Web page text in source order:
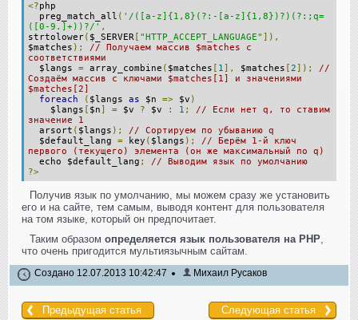
<?php
preg_match_all ( '/([a-z]{1,8}(?:-[a-z]{1,8})?)(?:;q=
([0-9.]+))?/' ,
strtolower( $_SERVER "HTTP_ACCEPT_LANGUAGE"
]),
$matches );
// Получаем массив $matches с
соответствиями
$langs = array_combine ( $matches 1 ], $matches 2 ]);
//
Создаём массив с ключами $matches[1] и значениями
$matches[2]
foreach
( $langs as $n => $v )
$langs
$n = $v ? $v : 1 ;
// Если нет q, то ставим
значение 1
arsort ( $langs );
// Сортируем по убыванию q
$default_lang = key ( $langs );
// Берём 1-й ключ
первого (текущего) элемента (он же максимальный по q)
echo $default_lang ;
// Выводим язык по умолчанию
?>
Получив язык по умолчанию, мы можем сразу же установить
его и на сайте, тем самым, выводя контент для пользователя
на том языке, который он предпочитает.
Таким образом определяется язык пользователя на PHP,
что очень пригодится мультиязычным сайтам.
Создано 12.07.2013 10:42:47 Михаил Русаков
Предыдущая статья Следующая статья